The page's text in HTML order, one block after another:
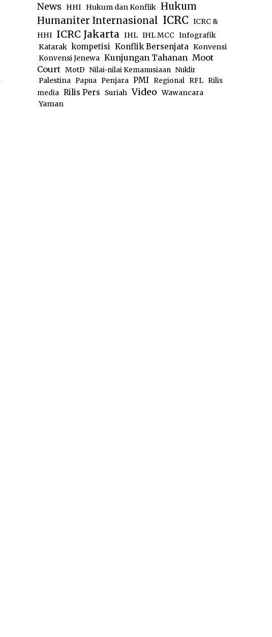
News
HHI Hukum dan Konflik Hukum
Humaniter Internasional ICRC ICRC &
HHI ICRC Jakarta IHL IHL MCC Infografik
Katarak kompetisi Konflik Bersenjata Konvensi
Konvensi Jenewa Kunjungan Tahanan Moot
Court MotD Nilai-nilai Kemanusiaan Nuklir
Palestina
Papua Penjara PMI Regional RFL
Rilis
media Rilis Pers Suriah Video Wawancara
Yaman